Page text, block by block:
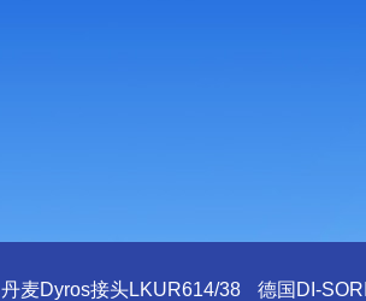
丹麦Dyros接头LKUR614/38 德国DI-